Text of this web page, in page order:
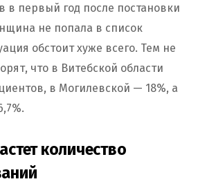
в первый год после постановки
не попала в список
обстоит хуже всего. Тем не
что в Витебской области
в Могилевской — 18%, а
количество